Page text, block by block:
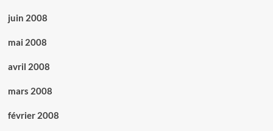
juin 2008
mai 2008
avril 2008
mars 2008
février 2008